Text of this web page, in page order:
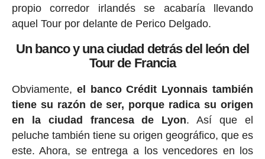
propio corredor irlandés se acabaría llevando
aquel Tour por delante de Perico Delgado.
Un banco y una ciudad detrás del león del
Tour de Francia
Obviamente, el banco Crédit Lyonnais también
tiene su razón de ser, porque radica su origen
en la ciudad francesa de Lyon. Así que el
peluche también tiene su origen geográfico, que es
este. Ahora, se entrega a los vencedores en los